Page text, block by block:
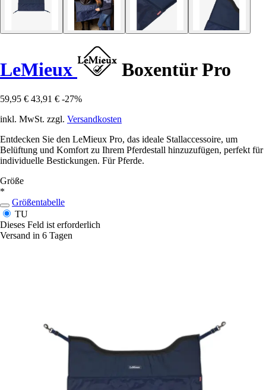
LeMieux Boxentür Pro
59,95 € 43,91 € -27%
inkl. MwSt. zzgl. Versandkosten
Entdecken Sie den LeMieux Pro, das ideale Stallaccessoire, um
Belüftung und Komfort zu Ihrem Pferdestall hinzuzufügen, perfekt für
individuelle Bestickungen. Für Pferde.
Größe
*
Größentabelle
TU
Dieses Feld ist erforderlich
Versand in 6 Tagen